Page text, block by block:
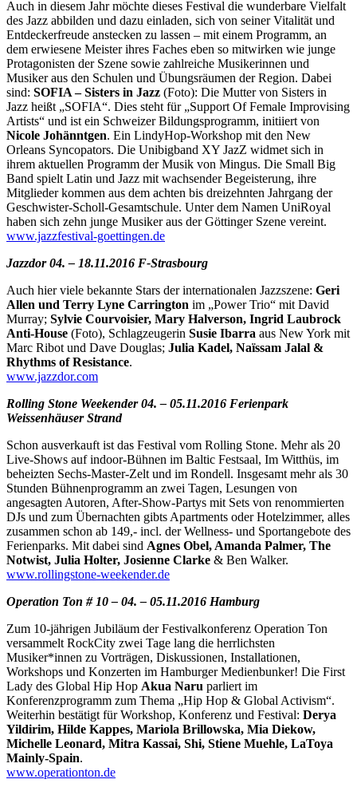
Auch in diesem Jahr möchte dieses Festival die wunderbare Vielfalt
des Jazz abbilden und dazu einladen, sich von seiner Vitalität und
Entdeckerfreude anstecken zu lassen – mit einem Programm, an
dem erwiesene Meister ihres Faches eben­ so mitwirken wie junge
Protagonisten der Szene sowie zahlreiche Musikerinnen und
Musiker aus den Schulen und Übungsräumen der Region. Dabei
sind: SOFIA – Sisters in Jazz (Foto): Die Mutter von Sisters in
Jazz heißt „SOFIA“. Dies steht für „Support Of Female Improvising
Artists“ und ist ein Schweizer Bildungsprogramm, initiiert von
Nicole Johänntgen. Ein LindyHop-Workshop mit den New
Orleans Syncopators. Die Unibigband XY JazZ widmet sich in
ihrem aktuellen Programm der Musik von Mingus. Die Small Big
Band spielt Latin und Jazz mit wachsender Begeisterung, ihre
Mitglieder kommen aus dem achten bis dreizehnten Jahrgang der
Geschwister-Scholl-Gesamtschule. Unter dem Namen UniRoyal
haben sich zehn junge Musiker aus der Göttinger Szene vereint.
www.jazzfestival-goettingen.de
Jazzdor 04. – 18.11.2016 F-Strasbourg
Auch hier viele bekannte Stars der internationalen Jazzszene: Geri
Allen und Terry Lyne Carrington im „Power Trio“ mit David
Murray; Sylvie Courvoisier, Mary Halverson, Ingrid Laubrock
Anti-House (Foto), Schlagzeugerin Susie Ibarra aus New York mit
Marc Ribot und Dave Douglas; Julia Kadel, Naïssam Jalal &
Rhythms of Resistance.
www.jazzdor.com
Rolling Stone Weekender 04. – 05.11.2016 Ferienpark
Weissenhäuser Strand
Schon ausverkauft ist das Festival vom Rolling Stone. Mehr als 20
Live-Shows auf indoor-Bühnen im Baltic Festsaal, Im Witthüs, im
beheizten Sechs-Master-Zelt und im Rondell. Insgesamt mehr als 30
Stunden Bühnenprogramm an zwei Tagen, Lesungen von
angesagten Autoren, After-Show-Partys mit Sets von renommierten
DJs und zum Übernachten gibts Apartments oder Hotelzimmer, alles
zusammen schon ab 149,- incl. der Wellness- und Sportangebote des
Ferienparks. Mit dabei sind Agnes Obel, Amanda Palmer, The
Notwist, Julia Holter, Josienne Clarke & Ben Walker.
www.rollingstone-weekender.de
Operation Ton # 10 – 04. – 05.11.2016 Hamburg
Zum 10-jährigen Jubiläum der Festivalkonferenz Operation Ton
versammelt RockCity zwei Tage lang die herrlichsten
Musiker*innen zu Vorträgen, Diskussionen, Installationen,
Workshops und Konzerten im Hamburger Medienbunker! Die First
Lady des Global Hip Hop Akua Naru parliert im
Konferenzprogramm zum Thema „Hip Hop & Global Activism“.
Weiterhin bestätigt für Workshop, Konferenz und Festival: Derya
Yildirim, Hilde Kappes, Mariola Brillowska, Mia Diekow,
Michelle Leonard, Mitra Kassai, Shi, Stiene Muehle, LaToya
Mainly-Spain.
www.operationton.de